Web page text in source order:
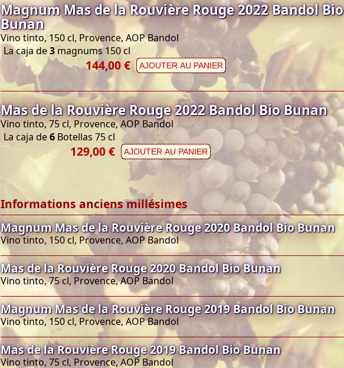
Magnum Mas de la Rouvière Rouge 2022 Bandol Bio
Bunan
Vino tinto, 150 cl, Provence, AOP Bandol
La caja de3 magnums 150 cl
144,00 € AJOUTER AU PANIER
Mas de la Rouvière Rouge 2022 Bandol Bio Bunan
Vino tinto, 75 cl, Provence, AOP Bandol
La caja de6 Botellas 75 cl
129,00 € AJOUTER AU PANIER
Informations anciens millésimes
Magnum Mas de la Rouvière Rouge 2020 Bandol Bio Bunan
Vino tinto, 150 cl, Provence, AOP Bandol
Mas de la Rouvière Rouge 2020 Bandol Bio Bunan
Vino tinto, 75 cl, Provence, AOP Bandol
Magnum Mas de la Rouvière Rouge 2019 Bandol Bio Bunan
Vino tinto, 150 cl, Provence, AOP Bandol
Mas de la Rouvière Rouge 2019 Bandol Bio Bunan
Vino tinto, 75 cl, Provence, AOP Bandol